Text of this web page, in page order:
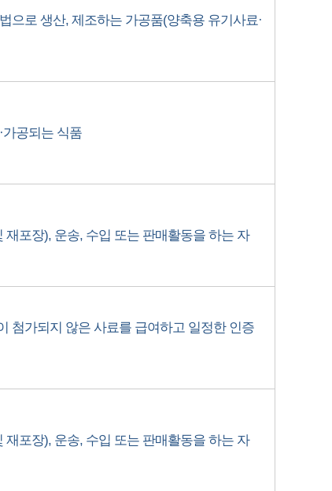
으로 생산, 제조하는 가공품(양축용 유기사료·
가공되는 식품
포장), 운송, 수입 또는 판매활동을 하는 자
첨가되지 않은 사료를 급여하고 일정한 인증
포장), 운송, 수입 또는 판매활동을 하는 자